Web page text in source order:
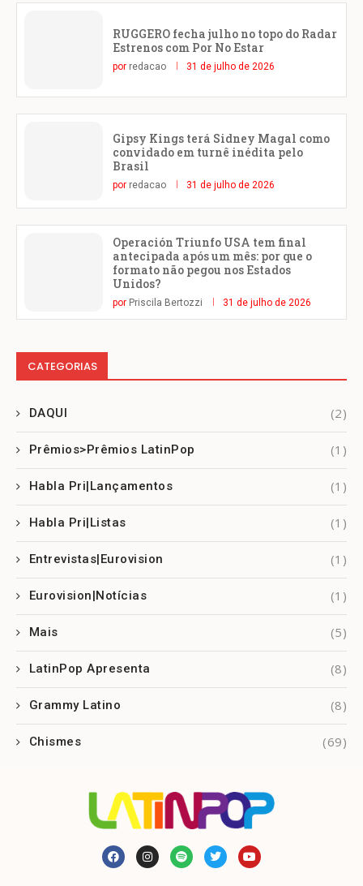
RUGGERO fecha julho no topo do Radar
Estrenos com Por No Estar
por redacao 31 de julho de 2026
Gipsy Kings terá Sidney Magal como
convidado em turnê inédita pelo
Brasil
por redacao 31 de julho de 2026
Operación Triunfo USA tem final
antecipada após um mês: por que o
formato não pegou nos Estados
Unidos?
por Priscila Bertozzi 31 de julho de 2026
CATEGORIAS
DAQUI (2)
Prêmios>Prêmios LatinPop (1)
Habla Pri|Lançamentos (1)
Habla Pri|Listas (1)
Entrevistas|Eurovision (1)
Eurovision|Notícias (1)
Mais (5)
LatinPop Apresenta (8)
Grammy Latino (8)
Chismes (69)